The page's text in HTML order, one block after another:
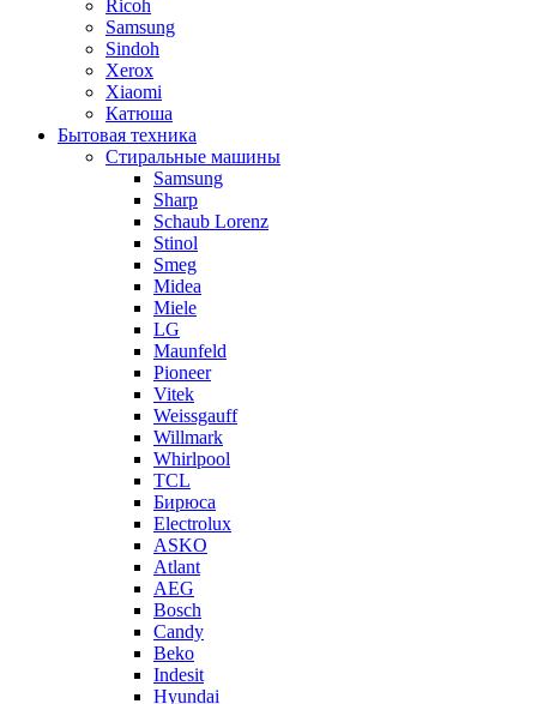
Ricoh
Samsung
Sindoh
Xerox
Xiaomi
Катюша
Бытовая техника
Стиральные машины
Samsung
Sharp
Schaub Lorenz
Stinol
Smeg
Midea
Miele
LG
Maunfeld
Pioneer
Vitek
Weissgauff
Willmark
Whirlpool
TCL
Бирюса
Electrolux
ASKO
Atlant
AEG
Bosch
Candy
Beko
Indesit
Hyundai